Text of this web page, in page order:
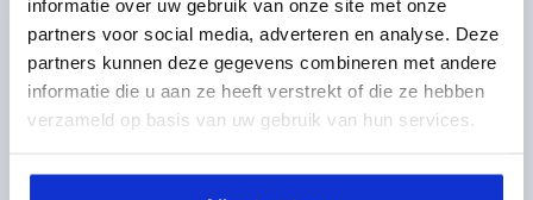
informatie over uw gebruik van onze site met onze
partners voor social media, adverteren en analyse. Deze
partners kunnen deze gegevens combineren met andere
informatie die u aan ze heeft verstrekt of die ze hebben
verzameld op basis van uw gebruik van hun services.
PRODUCTGEGEVENS
DOWNLOADS